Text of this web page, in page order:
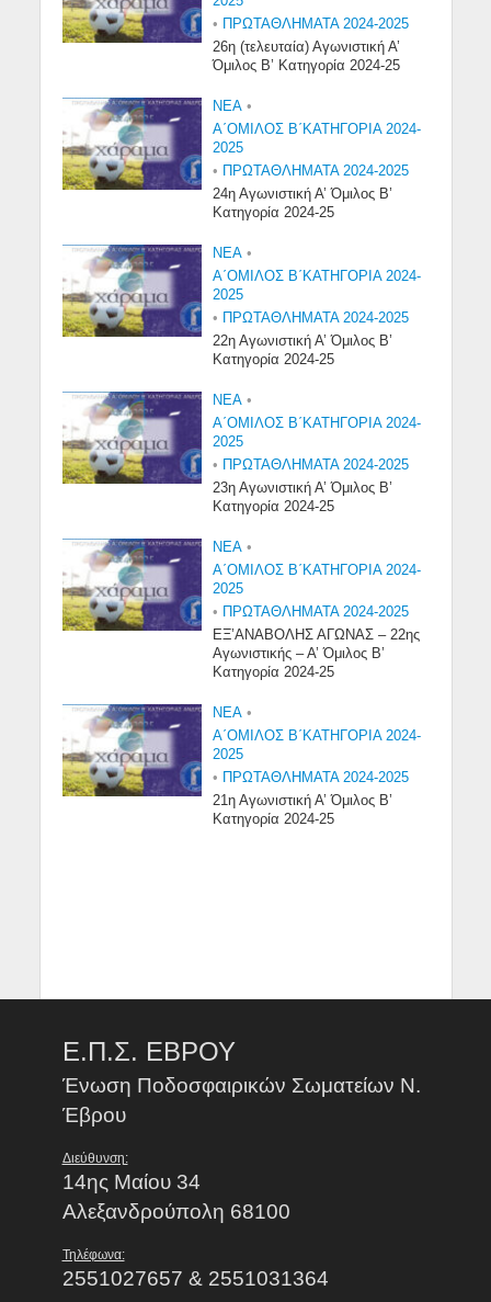
• ΠΡΩΤΑΘΛΗΜΑΤΑ 2024-2025
26η (τελευταία) Αγωνιστική Α’
Όμιλος Β’ Κατηγορία 2024-25
NEA •
Α΄ΟΜΙΛΟΣ Β΄ΚΑΤΗΓΟΡΙΑ 2024-
2025
• ΠΡΩΤΑΘΛΗΜΑΤΑ 2024-2025
24η Αγωνιστική Α’ Όμιλος Β’
Κατηγορία 2024-25
NEA •
Α΄ΟΜΙΛΟΣ Β΄ΚΑΤΗΓΟΡΙΑ 2024-
2025
• ΠΡΩΤΑΘΛΗΜΑΤΑ 2024-2025
22η Αγωνιστική Α’ Όμιλος Β’
Κατηγορία 2024-25
NEA •
Α΄ΟΜΙΛΟΣ Β΄ΚΑΤΗΓΟΡΙΑ 2024-
2025
• ΠΡΩΤΑΘΛΗΜΑΤΑ 2024-2025
23η Αγωνιστική Α’ Όμιλος Β’
Κατηγορία 2024-25
NEA •
Α΄ΟΜΙΛΟΣ Β΄ΚΑΤΗΓΟΡΙΑ 2024-
2025
• ΠΡΩΤΑΘΛΗΜΑΤΑ 2024-2025
ΕΞ’ΑΝΑΒΟΛΗΣ ΑΓΩΝΑΣ – 22ης
Αγωνιστικής – Α’ Όμιλος Β’
Κατηγορία 2024-25
NEA •
Α΄ΟΜΙΛΟΣ Β΄ΚΑΤΗΓΟΡΙΑ 2024-
2025
• ΠΡΩΤΑΘΛΗΜΑΤΑ 2024-2025
21η Αγωνιστική Α’ Όμιλος Β’
Κατηγορία 2024-25
Ε.Π.Σ. ΕΒΡΟΥ
Ένωση Ποδοσφαιρικών Σωματείων Ν.
Έβρου
Διεύθυνση:
14ης Μαίου 34
Αλεξανδρούπολη 68100
Τηλέφωνα:
2551027657 & 2551031364